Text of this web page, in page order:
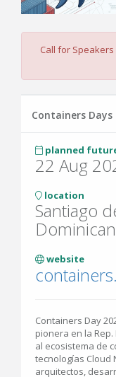
Call for Speakers
Containers Days
planned
22 Aug
location
Santiago
website
Containers Day
pionera en la
al ecosistema de
tecnologías Cloud
arquitectos,